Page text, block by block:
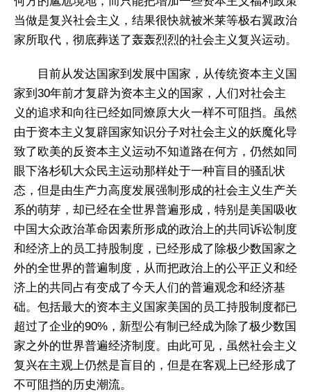
当做是复兴社会主义，结果很快就被米莱等极右翼政治
家所取代，彻底葬送了轰轰烈烈的社会主义复兴运动。
目前从发达国家到发展中国家，从传统资本主义国
家到30年前才复辟为资本主义的国家，人们对社会主
义的追求和向往已经如同燎原大火一样不可阻挡。虽然
由于资本主义复辟国家知识分子对社会主义的妖魔化导
致了欧美的反资本主义运动不知道路在何方，仍然如同
眼下洛杉矶大众民主运动那样处于一种盲目的骚乱状
态，但是由生产力高度发展强制形成的社会主义生产关
系的萌芽，却已经在全世界普遍形成，特别是美国吸收
中国大众政治革命因素所形成的政治上的共同诉讼制度
和经济上的员工持股制度，已经形成了除极少数国家之
外的全世界的普遍制度，从而把政治上的公平正义和经
济上的共同占有变成了今天人们的普遍观念和经济基
础。包括最大的资本主义国家美国的员工持股制度都已
超过了企业的90%，新型公有制已经成为除了极少数国
家之外的世界普遍经济制度。由此可见，虽然社会主义
复兴在主观上仍然是盲目的，但是在客观上已经形成了
不可阻挡的历史潮流。